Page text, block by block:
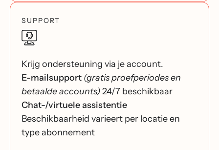
SUPPORT
Krijg ondersteuning via je account.
E-mailsupport (gratis proefperiodes en
betaalde accounts)24/7 beschikbaar
Chat-/virtuele assistentie
Beschikbaarheid varieert per locatie en
type abonnement